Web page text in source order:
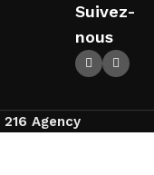
Suivez-
nous
216 Agency